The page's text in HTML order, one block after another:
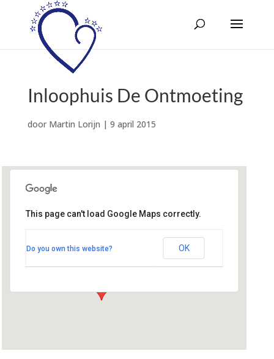
Inloophuis De Ontmoeting
door Martin Lorijn | 9 april 2015
Inloophuis De Ontmoeting
De Bekroning 2 - Amersfoort
This page can't load Google Maps correctly.
Do you own this website? OK